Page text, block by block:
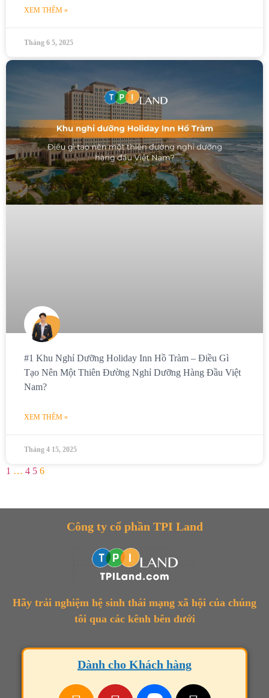
XEM THÊM »
Tháng 6 5, 2025
#1 Khu Nghỉ Dưỡng Holiday Inn Hồ Tràm – Điều Gì
Tạo Nên Một Thiên Đường Nghỉ Dưỡng Hàng Đầu Việt
Nam?
XEM THÊM »
Tháng 4 15, 2025
1 … 4 5 6
Công ty cổ phần TPI Land
Hãy trải nghiệm hệ sinh thái mạng xã hội của chúng
tôi qua các kênh bên dưới
Dành cho Khách hàng